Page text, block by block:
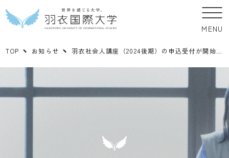
MENU
TOP お知らせ 羽衣社会人講座（2024後期）の申込受付が開始されました。【申込期間：8/30（金）～9/24（火）】